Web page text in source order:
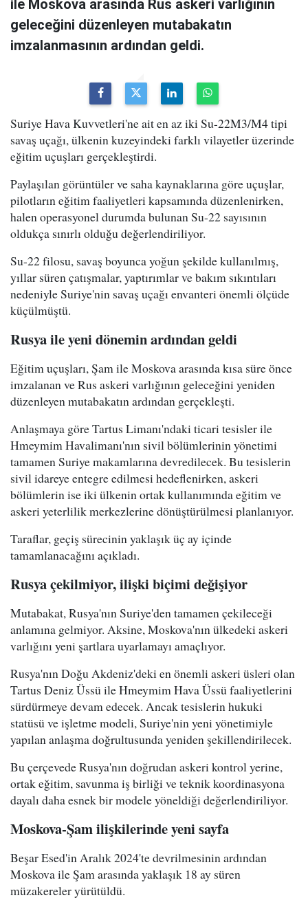
ile Moskova arasında Rus askeri varlığının
geleceğini düzenleyen mutabakatın
imzalanmasının ardından geldi.
Suriye Hava Kuvvetleri'ne ait en az iki Su-22M3/M4 tipi
savaş uçağı, ülkenin kuzeyindeki farklı vilayetler üzerinde
eğitim uçuşları gerçekleştirdi.
Paylaşılan görüntüler ve saha kaynaklarına göre uçuşlar,
pilotların eğitim faaliyetleri kapsamında düzenlenirken,
halen operasyonel durumda bulunan Su-22 sayısının
oldukça sınırlı olduğu değerlendiriliyor.
Su-22 filosu, savaş boyunca yoğun şekilde kullanılmış,
yıllar süren çatışmalar, yaptırımlar ve bakım sıkıntıları
nedeniyle Suriye'nin savaş uçağı envanteri önemli ölçüde
küçülmüştü.
Rusya ile yeni dönemin ardından geldi
Eğitim uçuşları, Şam ile Moskova arasında kısa süre önce
imzalanan ve Rus askeri varlığının geleceğini yeniden
düzenleyen mutabakatın ardından gerçekleşti.
Anlaşmaya göre Tartus Limanı'ndaki ticari tesisler ile
Hmeymim Havalimanı'nın sivil bölümlerinin yönetimi
tamamen Suriye makamlarına devredilecek. Bu tesislerin
sivil idareye entegre edilmesi hedeflenirken, askeri
bölümlerin ise iki ülkenin ortak kullanımında eğitim ve
askeri yeterlilik merkezlerine dönüştürülmesi planlanıyor.
Taraflar, geçiş sürecinin yaklaşık üç ay içinde
tamamlanacağını açıkladı.
Rusya çekilmiyor, ilişki biçimi değişiyor
Mutabakat, Rusya'nın Suriye'den tamamen çekileceği
anlamına gelmiyor. Aksine, Moskova'nın ülkedeki askeri
varlığını yeni şartlara uyarlamayı amaçlıyor.
Rusya'nın Doğu Akdeniz'deki en önemli askeri üsleri olan
Tartus Deniz Üssü ile Hmeymim Hava Üssü faaliyetlerini
sürdürmeye devam edecek. Ancak tesislerin hukuki
statüsü ve işletme modeli, Suriye'nin yeni yönetimiyle
yapılan anlaşma doğrultusunda yeniden şekillendirilecek.
Bu çerçevede Rusya'nın doğrudan askeri kontrol yerine,
ortak eğitim, savunma iş birliği ve teknik koordinasyona
dayalı daha esnek bir modele yöneldiği değerlendiriliyor.
Moskova-Şam ilişkilerinde yeni sayfa
Beşar Esed'in Aralık 2024'te devrilmesinin ardından
Moskova ile Şam arasında yaklaşık 18 ay süren
müzakereler yürütüldü.